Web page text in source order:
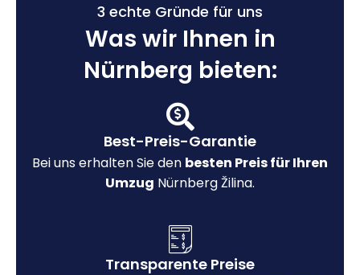
3 echte Gründe für uns
Was wir Ihnen in
Nürnberg bieten:
Best-Preis-Garantie
Bei uns erhalten Sie den besten Preis für Ihren
Umzug Nürnberg Žilina.
Transparente Preise